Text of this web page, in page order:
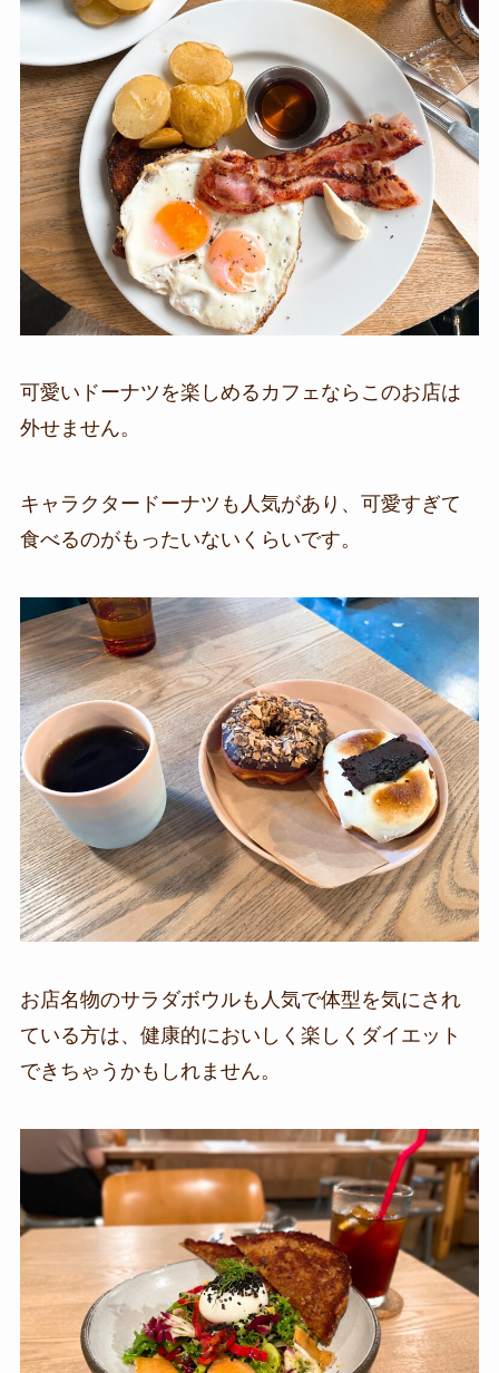
可愛いドーナツを楽しめるカフェならこのお店は
外せません。
キャラクタードーナツも人気があり、可愛すぎて
食べるのがもったいないくらいです。
お店名物のサラダボウルも人気で体型を気にされ
ている方は、健康的においしく楽しくダイエット
できちゃうかもしれません。